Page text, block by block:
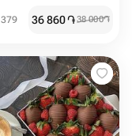
379 36 860֏38 000֏